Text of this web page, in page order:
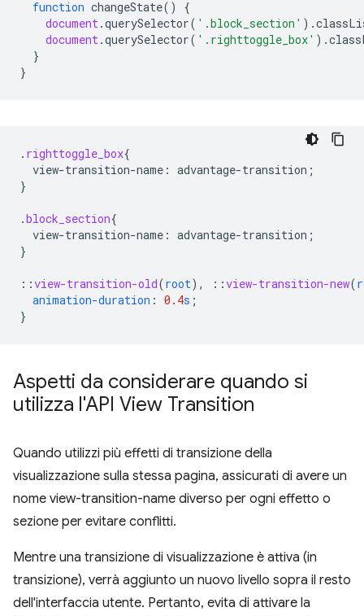
function changeState()
{
document .querySelector( '.block_section' ).
document .querySelector( '.righttoggle_box' ).
}
}
. righttoggle_box{
view-transition-name : advantage-transition ;
}
.block_section{
view-transition-name : advantage-transition ;
}
::view-transition-old(root), ::view-transition-new(
animation-duration : 0.4s ;
}
Aspetti da considerare quando si
utilizza l'API View Transition
Quando utilizzi più effetti di transizione della
visualizzazione sulla stessa pagina, assicurati di avere un
nome view-transition-name diverso per ogni effetto o
sezione per evitare conflitti.
Mentre una transizione di visualizzazione è attiva (in
transizione), verrà aggiunto un nuovo livello sopra il resto
dell'interfaccia utente. Pertanto, evita di attivare la